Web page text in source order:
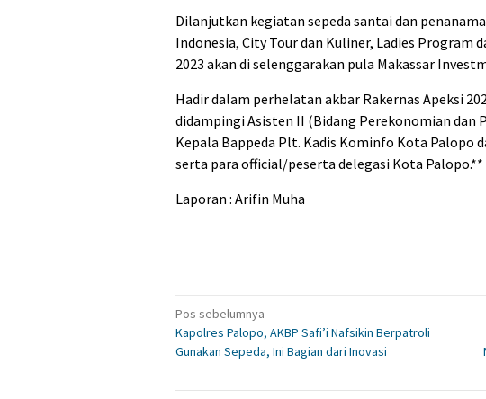
Dilanjutkan kegiatan sepeda santai dan
Indonesia, City Tour dan Kuliner, Ladies Program
2023 akan di selenggarakan pula Makassar
Hadir dalam perhelatan akbar Rakernas Apeksi
didampingi Asisten II (Bidang Perekonomian dan
Kepala Bappeda Plt. Kadis Kominfo Kota Palopo
serta para official/peserta delegasi Kota Palopo.**
Laporan : Arifin Muha
Navigasi
pos
Pos sebelumnya
Kapolres Palopo, AKBP Safi’i Nafsikin Berpatroli
Gunakan Sepeda, Ini Bagian dari Inovasi